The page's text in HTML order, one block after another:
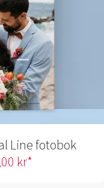
Line fotobok
kr*